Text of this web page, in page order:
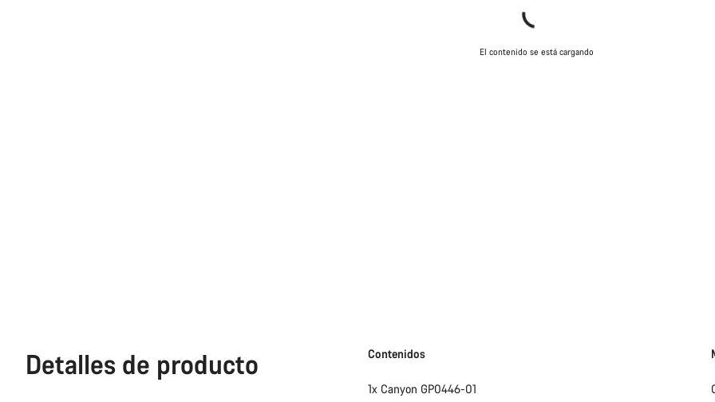
El contenido se está cargando
Detalles de producto Contenidos
1x Canyon GP0446-01